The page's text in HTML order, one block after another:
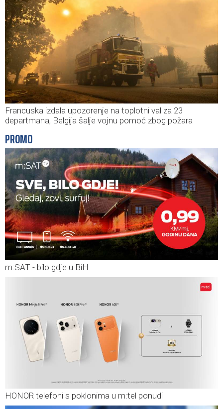
Francuska izdala upozorenje na toplotni val za 23
departmana, Belgija šalje vojnu pomoć zbog požara
PROMO
m:SAT - bilo gdje u BiH
HONOR telefoni s poklonima u m:tel ponudi